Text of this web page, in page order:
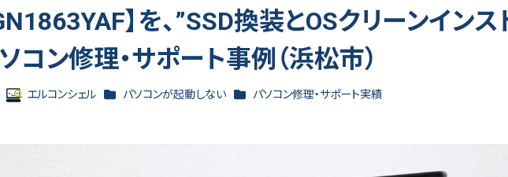
】を、”SSD換装とOSクリーンインス
コン修理・サポート事例（浜松市）
著
エルコンシェル カテゴリー
パソコンが起動しない カテゴリー
パソコン修理・サポート実績